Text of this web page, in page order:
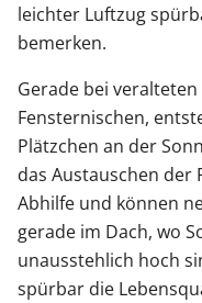
leichter Luftzug
bemerken.
Gerade bei
Fensternischen,
Plätzchen an der
das Austauschen der
Abhilfe und können
gerade im Dach, wo
unausstehlich hoch
spürbar die